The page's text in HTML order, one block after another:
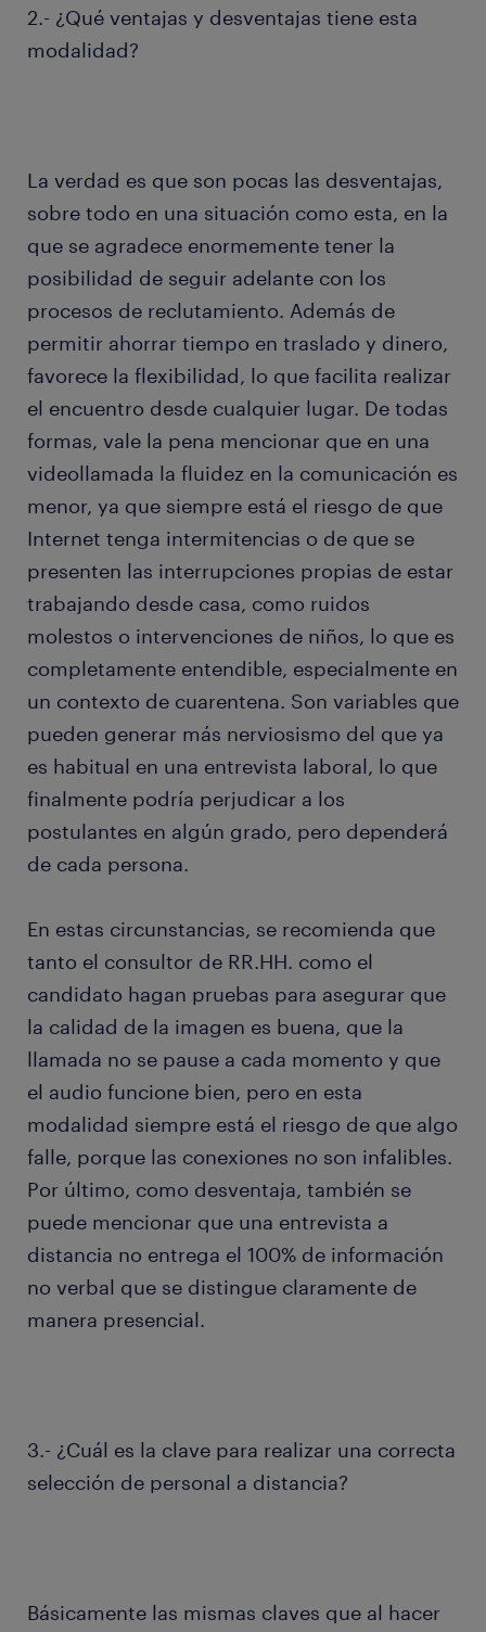
2.- ¿Qué ventajas y desventajas tiene esta
modalidad?
La verdad es que son pocas las desventajas,
sobre todo en una situación como esta, en la
que se agradece enormemente tener la
posibilidad de seguir adelante con los
procesos de reclutamiento. Además de
permitir ahorrar tiempo en traslado y dinero,
favorece la flexibilidad, lo que facilita realizar
el encuentro desde cualquier lugar. De todas
formas, vale la pena mencionar que en una
videollamada la fluidez en la comunicación es
menor, ya que siempre está el riesgo de que
Internet tenga intermitencias o de que se
presenten las interrupciones propias de estar
trabajando desde casa, como ruidos
molestos o intervenciones de niños, lo que es
completamente entendible, especialmente en
un contexto de cuarentena. Son variables que
pueden generar más nerviosismo del que ya
es habitual en una entrevista laboral, lo que
finalmente podría perjudicar a los
postulantes en algún grado, pero dependerá
de cada persona.
En estas circunstancias, se recomienda que
tanto el consultor de RR.HH. como el
candidato hagan pruebas para asegurar que
la calidad de la imagen es buena, que la
llamada no se pause a cada momento y que
el audio funcione bien, pero en esta
modalidad siempre está el riesgo de que algo
falle, porque las conexiones no son infalibles.
Por último, como desventaja, también se
puede mencionar que una entrevista a
distancia no entrega el 100% de información
no verbal que se distingue claramente de
manera presencial.
3.- ¿Cuál es la clave para realizar una correcta
selección de personal a distancia?
Básicamente las mismas claves que al hacer